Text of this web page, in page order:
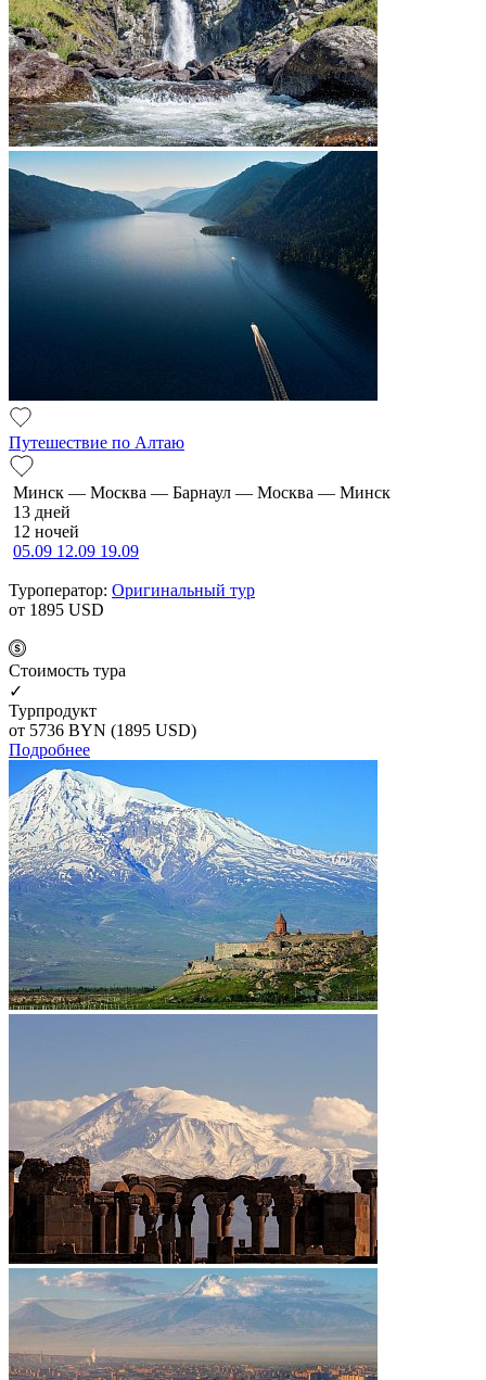
Путешествие по Алтаю
Минск — Москва — Барнаул — Москва — Минск
13 дней
12 ночей
05.09 12.09 19.09
Туроператор: Оригинальный тур
от 1895 USD
Cтоимость тура
✓
Турпродукт
от 5736 BYN (1895 USD)
Подробнее